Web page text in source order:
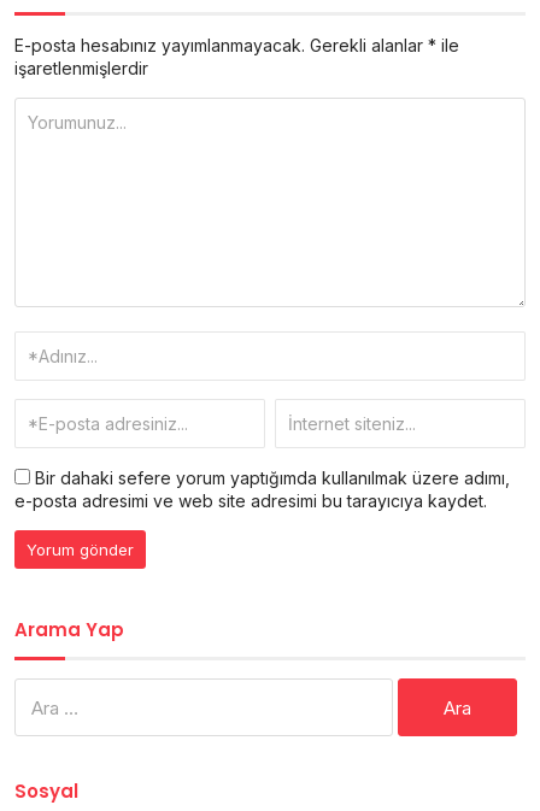
E-posta hesabınız yayımlanmayacak. Gerekli alanlar * ile
işaretlenmişlerdir
Bir dahaki sefere yorum yaptığımda kullanılmak üzere adımı,
e-posta adresimi ve web site adresimi bu tarayıcıya kaydet.
Arama Yap
Sosyal